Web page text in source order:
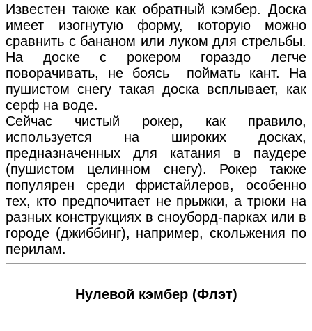
Известен также как обратный кэмбер. Доска
имеет изогнутую форму, которую можно
сравнить с бананом или луком для стрельбы.
На доске с рокером гораздо легче
поворачивать, не боясь поймать кант. На
пушистом снегу такая доска всплывает, как
серф на воде.
Сейчас чистый рокер, как правило,
используется на широких досках,
предназначенных для катания в паудере
(пушистом целинном снегу). Рокер также
популярен среди фристайлеров, особенно
тех, кто предпочитает не прыжки, а трюки на
разных конструкциях в сноуборд-парках или в
городе (джиббинг), например, скольжения по
перилам.
Нулевой кэмбер (Флэт)